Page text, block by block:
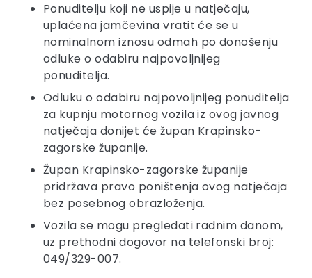
Ponuditelju koji ne uspije u natječaju,
uplaćena jamčevina vratit će se u
nominalnom iznosu odmah po donošenju
odluke o odabiru najpovoljnijeg
ponuditelja.
Odluku o odabiru najpovoljnijeg ponuditelja
za kupnju motornog vozila iz ovog javnog
natječaja donijet će župan Krapinsko-
zagorske županije.
Župan Krapinsko-zagorske županije
pridržava pravo poništenja ovog natječaja
bez posebnog obrazloženja.
Vozila se mogu pregledati radnim danom,
uz prethodni dogovor na telefonski broj:
049/329-007.